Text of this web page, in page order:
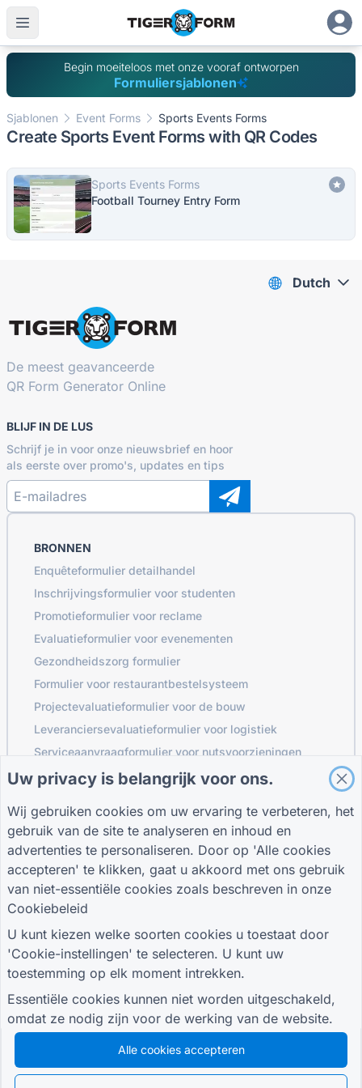
Begin moeiteloos met onze vooraf ontworpen
Formuliersjablonen
Sjablonen Event Forms Sports Events Forms
Create Sports Event Forms with QR Codes
Sports Events Forms
Football Tourney Entry Form
De meest geavanceerde
QR Form Generator Online
BLIJF IN DE LUS
Schrijf je in voor onze nieuwsbrief en hoor
als eerste over promo's, updates en tips
BRONNEN
Enquêteformulier detailhandel
Inschrijvingsformulier voor studenten
Promotieformulier voor reclame
Evaluatieformulier voor evenementen
Gezondheidszorg formulier
Formulier voor restaurantbestelsysteem
Projectevaluatieformulier voor de bouw
Leveranciersevaluatieformulier voor logistiek
Serviceaanvraagformulier voor nutsvoorzieningen
Klantbetrokkenheidsformulier
SLUIT JE AAN BIJ DE GEMEENSCHAP
GIDSEN
Helpcentrum
Bloggen
TIGER FORM Gids
BEDRIJF
Over ons
Neem contact met
ons op
VOORWAARDEN
Voorwaarden
Privacybeleid
Cookie-instellingen
Dutch
© 2026 QR Form Generator. All rights reserved.
Uw privacy is belangrijk voor ons.
Wij gebruiken cookies om uw ervaring te verbeteren, het
gebruik van de site te analyseren en inhoud en
advertenties te personaliseren. Door op 'Alle cookies
accepteren' te klikken, gaat u akkoord met ons gebruik
van niet-essentiële cookies zoals beschreven in onze
Cookiebeleid
U kunt kiezen welke soorten cookies u toestaat door
'Cookie-instellingen' te selecteren. U kunt uw
toestemming op elk moment intrekken.
Essentiële cookies kunnen niet worden uitgeschakeld,
omdat ze nodig zijn voor de werking van de website.
Alle cookies accepteren